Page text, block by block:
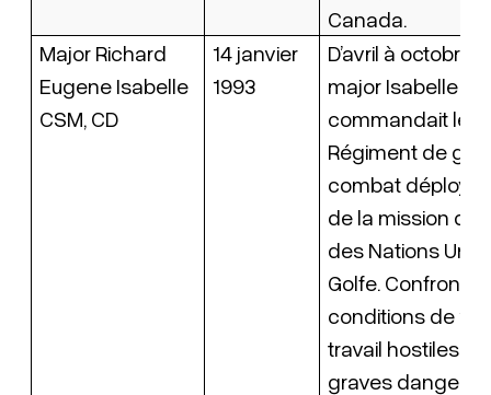
Canada.
Major Richard
Eugene Isabelle
CSM, CD
14 janvier
1993
D’avril à octobre
major Isabelle
commandait le
Régiment de
combat déployé
de la mission
des Nations
Golfe. Confronté
conditions de
travail hostiles et
graves dangers,